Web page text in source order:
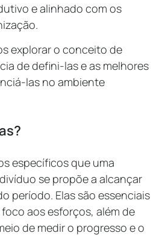
e alinhado com os
explorar o conceito de
de defini-las e as melhores
las no ambiente
específicos que uma
se propõe a alcançar
período. Elas são essenciais
aos esforços, além de
de medir o progresso e o